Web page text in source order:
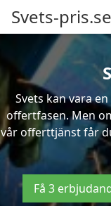
Svets-pris.se
Svets kan vara
offertfasen. Men
vår offerttjänst får
Få 3